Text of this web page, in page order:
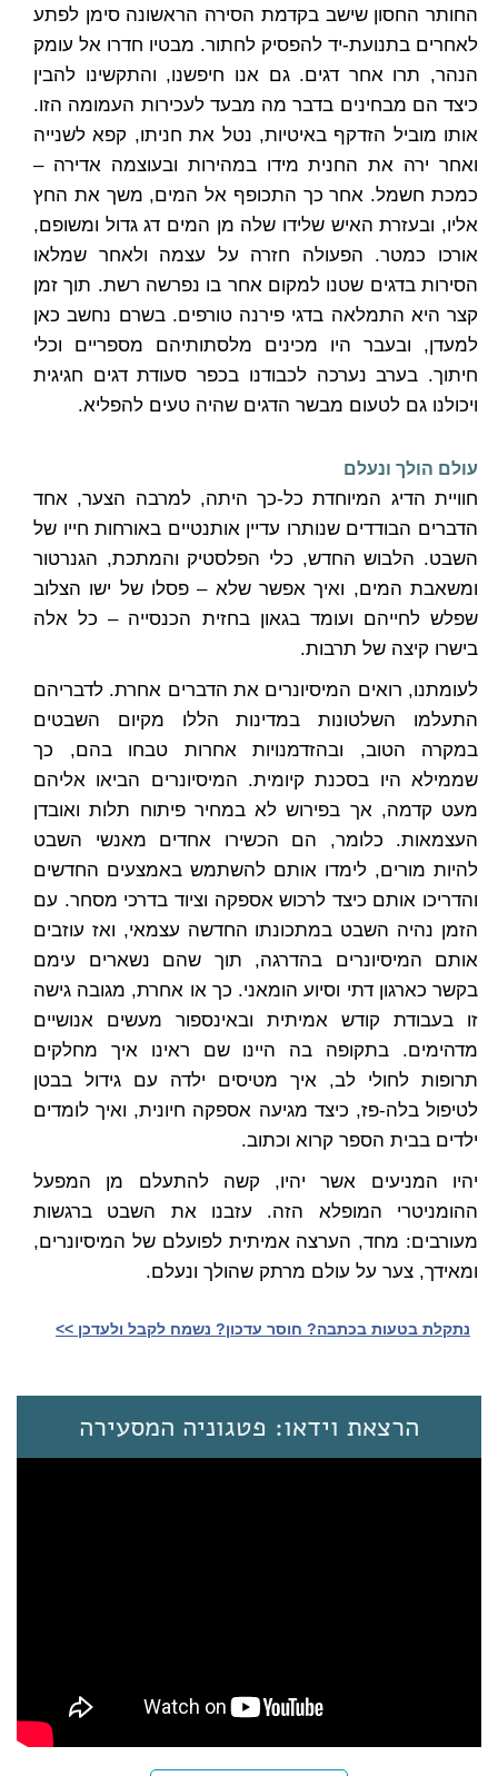
החותר החסון שישב בקדמת הסירה הראשונה סימן לפתע
לאחרים בתנועת-יד להפסיק לחתור. מבטיו חדרו אל עומק
הנהר, תרו אחר דגים. גם אנו חיפשנו, והתקשינו להבין
כיצד הם מבחינים בדבר מה מבעד לעכירות העמומה הזו.
אותו מוביל הזדקף באיטיות, נטל את חניתו, קפא לשנייה
ואחר ירה את החנית מידו במהירות ובעוצמה אדירה –
כמכת חשמל. אחר כך התכופף אל המים, משך את החץ
אליו, ובעזרת האיש שלידו שלה מן המים דג גדול ומשופם,
אורכו כמטר. הפעולה חזרה על עצמה ולאחר שמלאו
הסירות בדגים שטנו למקום אחר בו נפרשה רשת. תוך זמן
קצר היא התמלאה בדגי פירנה טורפים. בשרם נחשב כאן
למעדן, ובעבר היו מכינים מלסתותיהם מספריים וכלי
חיתוך. בערב נערכה לכבודנו בכפר סעודת דגים חגיגית
ויכולנו גם לטעום מבשר הדגים שהיה טעים להפליא.
עולם הולך ונעלם
חוויית הדיג המיוחדת כל-כך היתה, למרבה הצער, אחד
הדברים הבודדים שנותרו עדיין אותנטיים באורחות חייו של
השבט. הלבוש החדש, כלי הפלסטיק והמתכת, הגנרטור
ומשאבת המים, ואיך אפשר שלא – פסלו של ישו הצלוב
שפלש לחייהם ועומד בגאון בחזית הכנסייה – כל אלה
בישרו קיצה של תרבות.
לעומתנו, רואים המיסיונרים את הדברים אחרת. לדבריהם
התעלמו השלטונות במדינות הללו מקיום השבטים
במקרה הטוב, ובהזדמנויות אחרות טבחו בהם, כך
שממילא היו בסכנת קיומית. המיסיונרים הביאו אליהם
מעט קדמה, אך בפירוש לא במחיר פיתוח תלות ואובדן
העצמאות. כלומר, הם הכשירו אחדים מאנשי השבט
להיות מורים, לימדו אותם להשתמש באמצעים החדשים
והדריכו אותם כיצד לרכוש אספקה וציוד בדרכי מסחר. עם
הזמן נהיה השבט במתכונתו החדשה עצמאי, ואז עוזבים
אותם המיסיונרים בהדרגה, תוך שהם נשארים עימם
בקשר כארגון דתי וסיוע הומאני. כך או אחרת, מגובה גישה
זו בעבודת קודש אמיתית ובאינספור מעשים אנושיים
מדהימים. בתקופה בה היינו שם ראינו איך מחלקים
תרופות לחולי לב, איך מטיסים ילדה עם גידול בבטן
לטיפול בלה-פז, כיצד מגיעה אספקה חיונית, ואיך לומדים
ילדים בבית הספר קרוא וכתוב.
יהיו המניעים אשר יהיו, קשה להתעלם מן המפעל
ההומניטרי המופלא הזה. עזבנו את השבט ברגשות
מעורבים: מחד, הערצה אמיתית לפועלם של המיסיונרים,
ומאידך, צער על עולם מרתק שהולך ונעלם.
נתקלת בטעות בכתבה? חוסר עדכון? נשמח לקבל ולעדכן >>‎
הרצאת וידאו: פטגוניה המסעירה